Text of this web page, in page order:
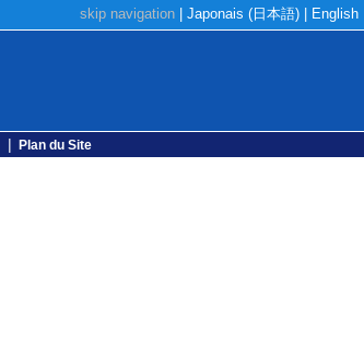
skip navigation Japonais (日本語) | English
| Plan du Site